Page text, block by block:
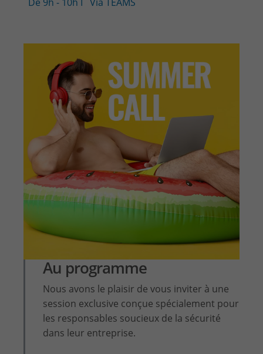
CONTACT & PLAN D'ACCES
Au programme
Nous avons le plaisir de vous inviter à une
session exclusive conçue spécialement pour
les responsables soucieux de la sécurité
dans leur entreprise.